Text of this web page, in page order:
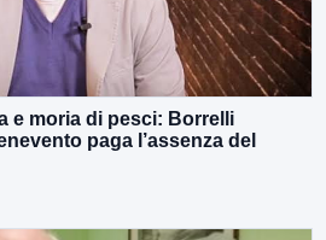
e moria di pesci: Borrelli
paga l’assenza del